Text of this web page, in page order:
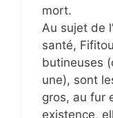
mort.
Au sujet de
santé,
butineuses
une), sont
gros, au fur
existence,